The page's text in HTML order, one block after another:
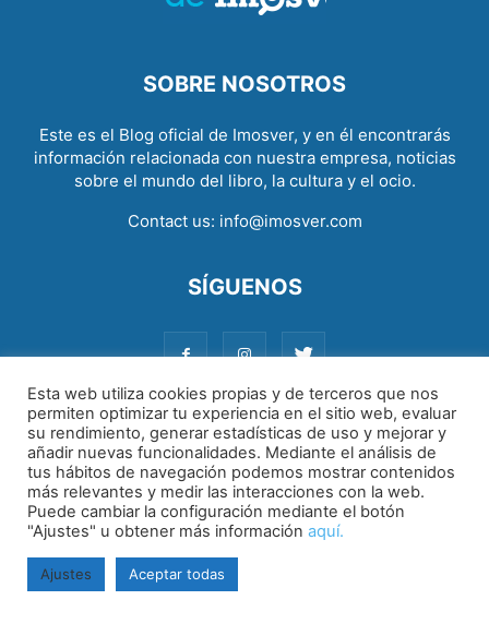
SOBRE NOSOTROS
Este es el Blog oficial de Imosver, y en él encontrarás
información relacionada con nuestra empresa, noticias
sobre el mundo del libro, la cultura y el ocio.
Contact us: info@imosver.com
SÍGUENOS
Aviso legal|Política de cookies|Política de privacidad
Esta web utiliza cookies propias y de terceros que nos
permiten optimizar tu experiencia en el sitio web, evaluar
su rendimiento, generar estadísticas de uso y mejorar y
añadir nuevas funcionalidades. Mediante el análisis de
tus hábitos de navegación podemos mostrar contenidos
más relevantes y medir las interacciones con la web.
Puede cambiar la configuración mediante el botón
"Ajustes" u obtener más información aquí.
Ajustes Aceptar todas